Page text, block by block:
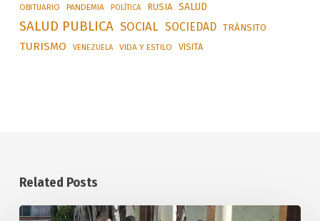
OBITUARIO PANDEMIA POLÍTICA RUSIA SALUD
SALUD PUBLICA SOCIAL SOCIEDAD TRÁNSITO
TURISMO VENEZUELA VIDA Y ESTILO VISITA
Related Posts
Aplican